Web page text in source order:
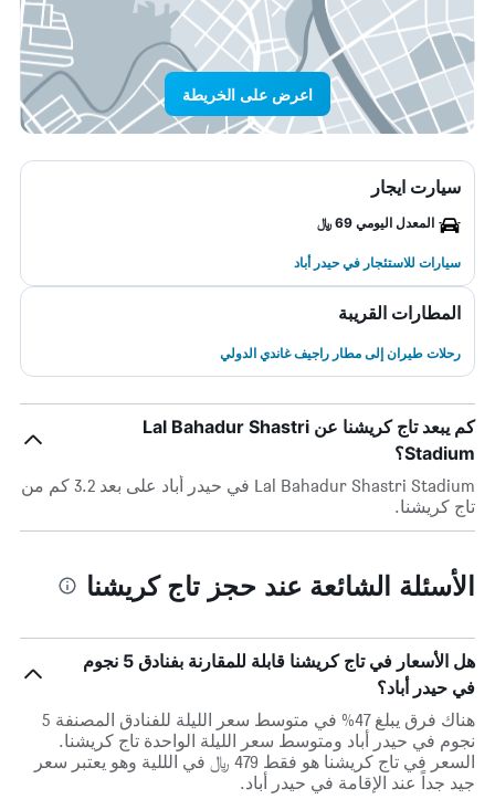
اعرض على الخريطة
سيارت ايجار
المعدل اليومي 69 ﷼
سيارات للاستئجار في حيدر أباد
المطارات القريبة
رحلات طيران إلى مطار راجيف غاندي الدولي
كم يبعد تاج كريشنا عن Lal Bahadur Shastri
Stadium؟
Lal Bahadur Shastri Stadium في حيدر أباد على بعد 3.2 كم من
تاج كريشنا.
الأسئلة الشائعة عند حجز تاج كريشنا
هل الأسعار في تاج كريشنا قابلة للمقارنة بفنادق 5 نجوم
في حيدر أباد؟
هناك فرق يبلغ 47% في متوسط ​​سعر الليلة للفنادق المصنفة 5
نجوم في حيدر أباد ومتوسط ​​سعر الليلة الواحدة تاج كريشنا.
السعر في تاج كريشنا هو فقط 479 ﷼ في الللية وهو يعتبر سعر
جيد جداً عند الإقامة في حيدر أباد.